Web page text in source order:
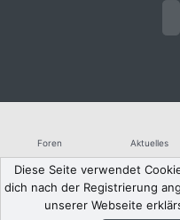
Foren Aktuelles
Diese Seite verwendet
dich nach der Registrierung
unserer Webseite